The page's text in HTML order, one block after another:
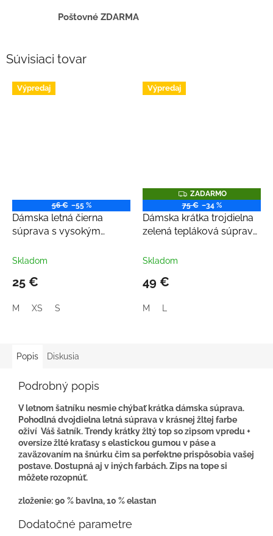
Poštovné ZDARMA
Súvisiaci tovar
Výpredaj
56 € –55 %
Dámska letná čierna
súprava s vysokým
Skladom
25 €
M XS S
Výpredaj
Z
A
D
A
R
M
ZADARMO
75 € –34 %
Dámska krátka trojdielna
zelená tepláková súprava
Skladom
49 €
M L
Popis Diskusia
Podrobný popis
V letnom šatníku nesmie chýbať krátka dámska súprava.
Pohodlná dvojdielna letná súprava v krásnej žltej farbe
oživí Váš šatník. Trendy krátky žltý top so zipsom vpredu +
oversize žlté kraťasy s elastickou gumou v páse a
zaväzovaním na šnúrku čim sa perfektne prispôsobia vašej
postave. Dostupná aj v iných farbách. Zips na tope si
môžete rozopnúť.
zloženie: 90 % bavlna, 10 % elastan
Dodatočné parametre